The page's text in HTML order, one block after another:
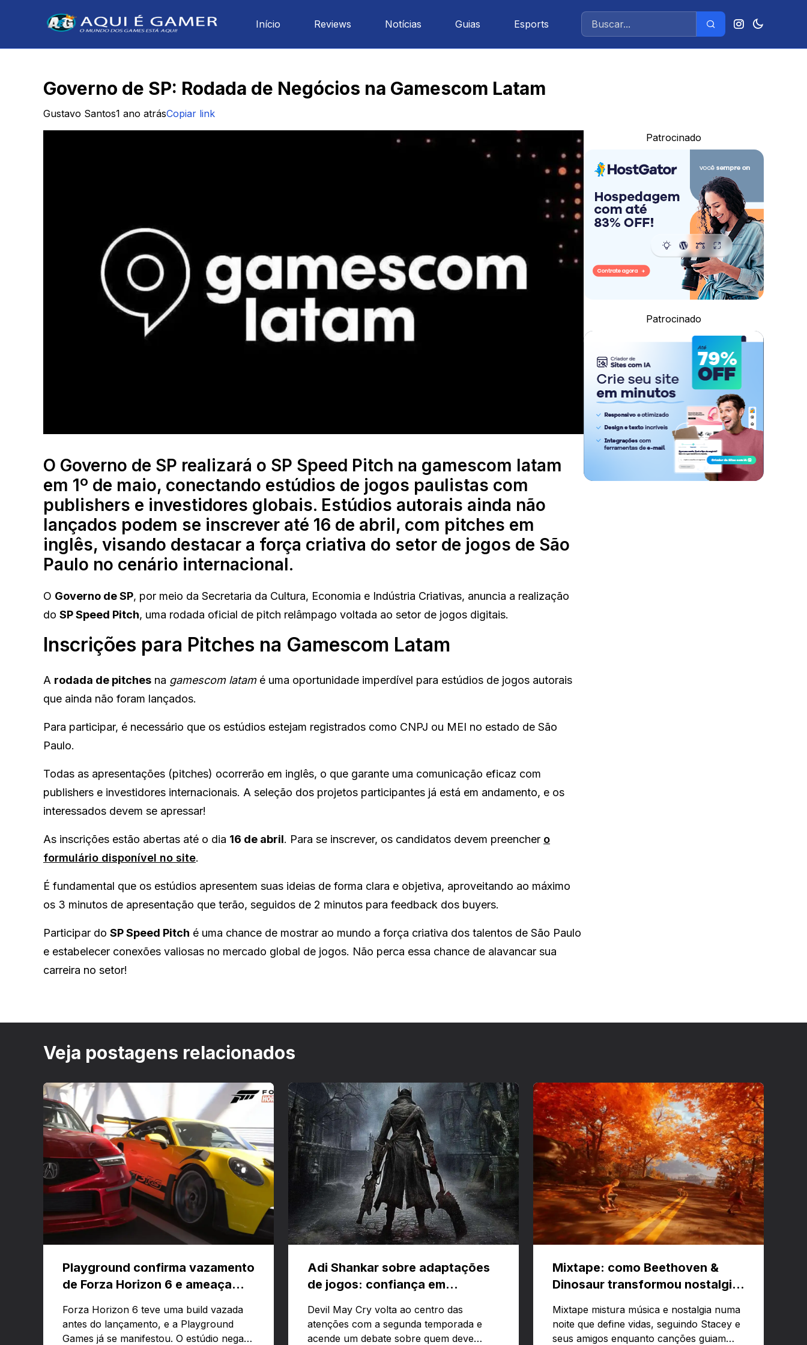
Início Reviews Notícias Guias Esports
Governo de SP: Rodada de Negócios na Gamescom Latam
Gustavo Santos1 ano atrásCopiar link
O Governo de SP realizará o SP Speed Pitch na gamescom latam
em 1º de maio, conectando estúdios de jogos paulistas com
publishers e investidores globais. Estúdios autorais ainda não
lançados podem se inscrever até 16 de abril, com pitches em
inglês, visando destacar a força criativa do setor de jogos de São
Paulo no cenário internacional.
O Governo de SP, por meio da Secretaria da Cultura, Economia e Indústria Criativas, anuncia a realização
do SP Speed Pitch, uma rodada oficial de pitch relâmpago voltada ao setor de jogos digitais.
Inscrições para Pitches na Gamescom Latam
A rodada de pitches na gamescom latamé uma oportunidade imperdível para estúdios de jogos autorais
que ainda não foram lançados.
Para participar, é necessário que os estúdios estejam registrados como CNPJ ou MEI no estado de São
Paulo.
Todas as apresentações (pitches) ocorrerão em inglês, o que garante uma comunicação eficaz com
publishers e investidores internacionais. A seleção dos projetos participantes já está em andamento, e os
interessados devem se apressar!
As inscrições estão abertas até o dia 16 de abril. Para se inscrever, os candidatos devem preencher o
formulário disponível no site.
É fundamental que os estúdios apresentem suas ideias de forma clara e objetiva, aproveitando ao máximo
os 3 minutos de apresentação que terão, seguidos de 2 minutos para feedback dos buyers.
Participar do SP Speed Pitch é uma chance de mostrar ao mundo a força criativa dos talentos de São Paulo
e estabelecer conexões valiosas no mercado global de jogos. Não perca essa chance de alavancar sua
carreira no setor!
Patrocinado
Patrocinado
Veja postagens relacionados
Playground confirma vazamento
de Forza Horizon 6 e ameaça
Forza Horizon 6 teve uma build vazada
antes do lançamento, e a Playground
Games já se manifestou. O estúdio nega
Adi Shankar sobre adaptações
de jogos: confiança em
Devil May Cry volta ao centro das
atenções com a segunda temporada e
acende um debate sobre quem deve
Mixtape: como Beethoven &
Dinosaur transformou nostalgia
Mixtape mistura música e nostalgia numa
noite que define vidas, seguindo Stacey e
seus amigos enquanto canções guiam